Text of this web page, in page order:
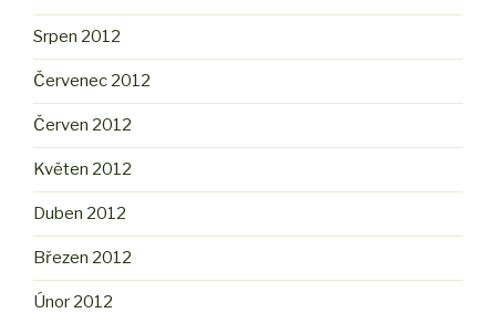
Srpen 2012
Červenec 2012
Červen 2012
Květen 2012
Duben 2012
Březen 2012
Únor 2012